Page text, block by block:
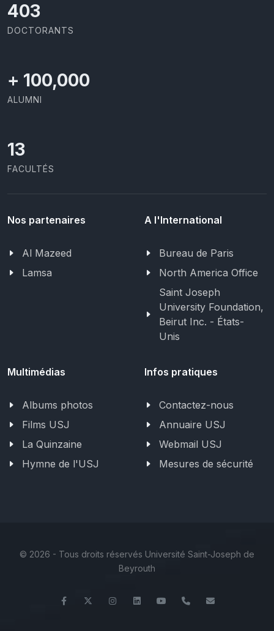
437
DOCTORANTS
+ 100,000
ALUMNI
13
FACULTÉS
Nos partenaires
Al Mazeed
Lamsa
A l'International
Bureau de Paris
North America Office
Saint Joseph
University Foundation,
Beirut Inc. - États-
Unis
Multimédias
Albums photos
Films USJ
La Quinzaine
Hymne de l'USJ
Infos pratiques
Contactez-nous
Annuaire USJ
Webmail USJ
Mesures de sécurité
© 2026 - Tous droits réservés Université Saint-Joseph de
Beyrouth
FacebookTwitter InstagramLinkedInYouTube+961 (1) 421 000